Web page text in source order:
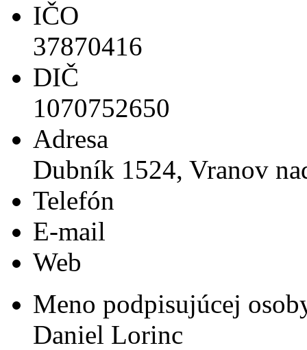
IČO
37870416
DIČ
1070752650
Adresa
Dubník 1524, Vranov
Telefón
E-mail
Web
Meno podpisujúcej
Daniel Lorinc